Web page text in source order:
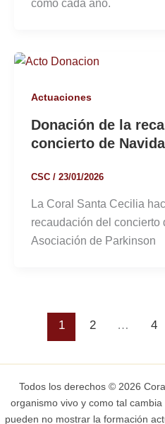
como cada año.
Actuaciones
Donación de la
concierto de
CSC / 23/01/2026
La Coral Santa Cecilia
recaudación del concierto
Asociación de Parkinson
1 2 … 4
Todos los derechos © 2026
organismo vivo y como tal
pueden no mostrar la formación